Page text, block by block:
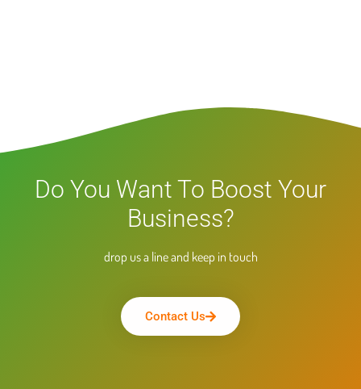
Do You Want To Boost Your
Business?
drop us a line and keep in touch
Contact Us